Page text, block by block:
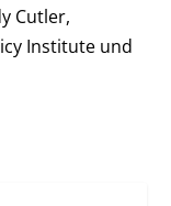
Cutler,
Institute und